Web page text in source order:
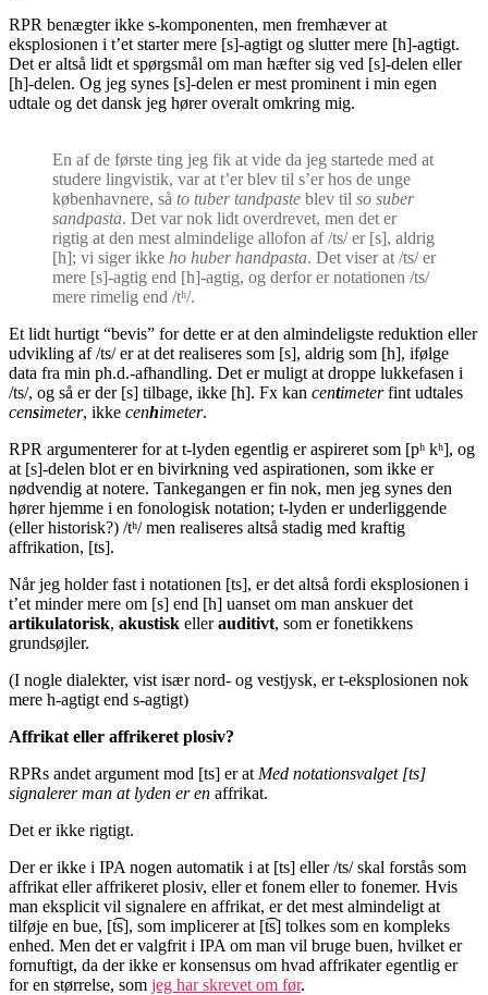
RPR benægter ikke s-komponenten, men fremhæver at
eksplosionen i t’et starter mere [s]-agtigt og slutter mere [h]-agtigt.
Det er altså lidt et spørgsmål om man hæfter sig ved [s]-delen eller
[h]-delen. Og jeg synes [s]-delen er mest prominent i min egen
udtale og det dansk jeg hører overalt omkring mig.
En af de første ting jeg fik at vide da jeg startede med at
studere lingvistik, var at t’er blev til s’er hos de unge
københavnere, så to tuber tandpaste blev til so suber
sandpasta. Det var nok lidt overdrevet, men det er
rigtig at den mest almindelige allofon af /ts/ er [s], aldrig
[h]; vi siger ikke ho huber handpasta. Det viser at /ts/ er
mere [s]-agtig end [h]-agtig, og derfor er notationen /ts/
mere rimelig end /tʰ/.
Et lidt hurtigt “bevis” for dette er at den almindeligste reduktion eller
udvikling af /ts/ er at det realiseres som [s], aldrig som [h], ifølge
data fra min ph.d.-afhandling. Det er muligt at droppe lukkefasen i
/ts/, og så er der [s] tilbage, ikke [h]. Fx kan centimeterfint udtales
censimeter, ikke cenhimeter.
RPR argumenterer for at t-lyden egentlig er aspireret som [pʰ kʰ], og
at [s]-delen blot er en bivirkning ved aspirationen, som ikke er
nødvendig at notere. Tankegangen er fin nok, men jeg synes den
hører hjemme i en fonologisk notation; t-lyden er underliggende
(eller historisk?) /tʰ/ men realiseres altså stadig med kraftig
affrikation, [ts].
Når jeg holder fast i notationen [ts], er det altså fordi eksplosionen i
t’et minder mere om [s] end [h] uanset om man anskuer det
artikulatorisk, akustisk ellerauditivt, som er fonetikkens
grundsøjler.
(I nogle dialekter, vist især nord- og vestjysk, er t-eksplosionen nok
mere h-agtigt end s-agtigt)
Affrikat eller affrikeret plosiv?
RPRs andet argument mod [ts] er at Med notationsvalget [ts]
signalerer man at lyden er en affrikat.
Det er ikke rigtigt.
Der er ikke i IPA nogen automatik i at [ts] eller /ts/ skal forstås som
affrikat eller affrikeret plosiv, eller et fonem eller to fonemer. Hvis
man eksplicit vil signalere en affrikat, er det mest almindeligt at
tilføje en bue, [t͡s], som implicerer at [t͡s] tolkes som en kompleks
enhed. Men det er valgfrit i IPA om man vil bruge buen, hvilket er
fornuftigt, da der ikke er konsensus om hvad affrikater egentlig er
for en størrelse, som jeg har skrevet om før.